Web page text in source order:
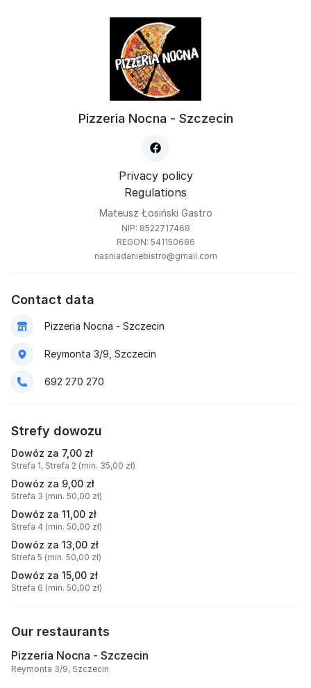
Pizzeria Nocna - Szczecin
Privacy policy
Regulations
Mateusz Łosiński Gastro
NIP: 8522717468
REGON: 541150686
nasniadaniebistro@gmail.com
Contact data
Pizzeria Nocna - Szczecin
Reymonta 3/9, Szczecin
692 270 270
Strefy dowozu
Dowóz za 7,00 zł
Strefa 1, Strefa 2 (min. 35,00 zł)
Dowóz za 9,00 zł
Strefa 3 (min. 50,00 zł)
Dowóz za 11,00 zł
Strefa 4 (min. 50,00 zł)
Dowóz za 13,00 zł
Strefa 5 (min. 50,00 zł)
Dowóz za 15,00 zł
Strefa 6 (min. 50,00 zł)
Our restaurants
Pizzeria Nocna - Szczecin
Reymonta 3/9, Szczecin